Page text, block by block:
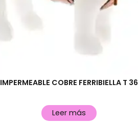
IMPERMEABLE COBRE FERRIBIELLA T 36
Leer más